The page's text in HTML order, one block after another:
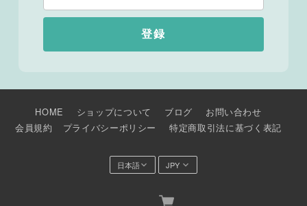
登録
HOME ショップについて ブログ
お問い合わせ
会員規約
プライバシーポリシー 特定商取引法に基づく表記